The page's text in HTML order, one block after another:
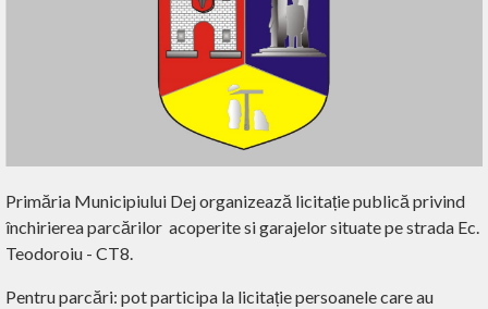
Primăria Municipiului Dej organizează licitație publică privind
închirierea parcărilor acoperite si garajelor situate pe strada Ec.
Teodoroiu - CT8.
Pentru parcări: pot participa la licitație persoanele care au